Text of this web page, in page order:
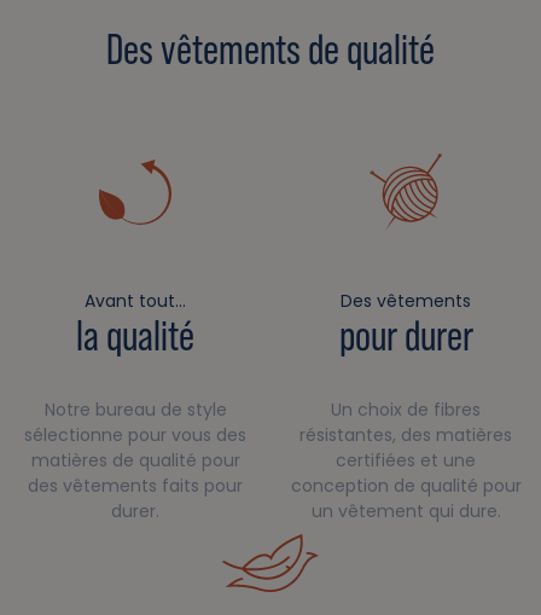
Des vêtements de qualité
Avant tout…
la qualité
Notre bureau de style
sélectionne pour vous des
matières de qualité pour
des vêtements faits pour
durer.
Des vêtements
pour durer
Un choix de fibres
résistantes, des matières
certifiées et une
conception de qualité pour
un vêtement qui dure.